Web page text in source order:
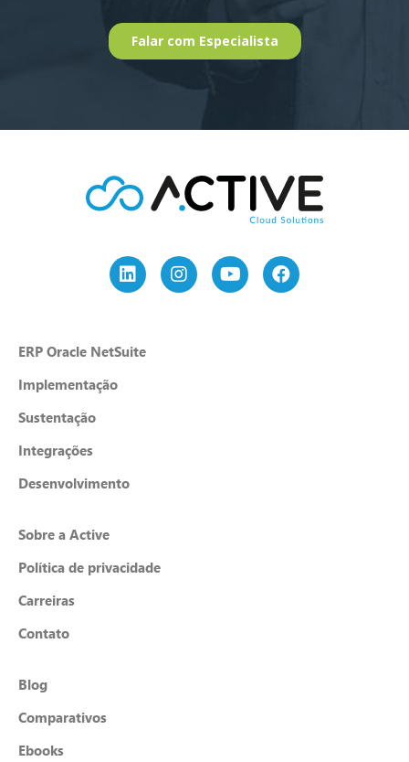
ERP Oracle NetSuite
Implementação
Sustentação
Integrações
Desenvolvimento
Sobre a Active
Política de privacidade
Carreiras
Contato
Blog
Comparativos
Ebooks